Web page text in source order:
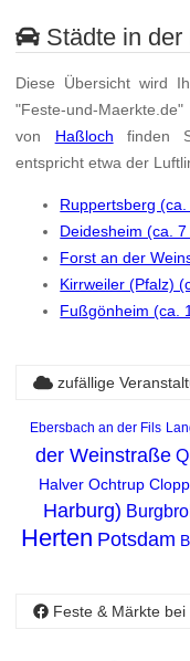
Städte in
Diese Übersicht wird
"Feste-und-
von Haßloch finden
entspricht etwa der
Ruppertsberg (ca.
Deidesheim (ca. 7
Forst an der
Kirrweiler (Pfalz)
Fußgönheim (ca.
zufällige
Ebersbach an der Fils
der Weinstraße
Halver Ochtrup
Harburg)
Herten Potsdam
Feste & Märkte